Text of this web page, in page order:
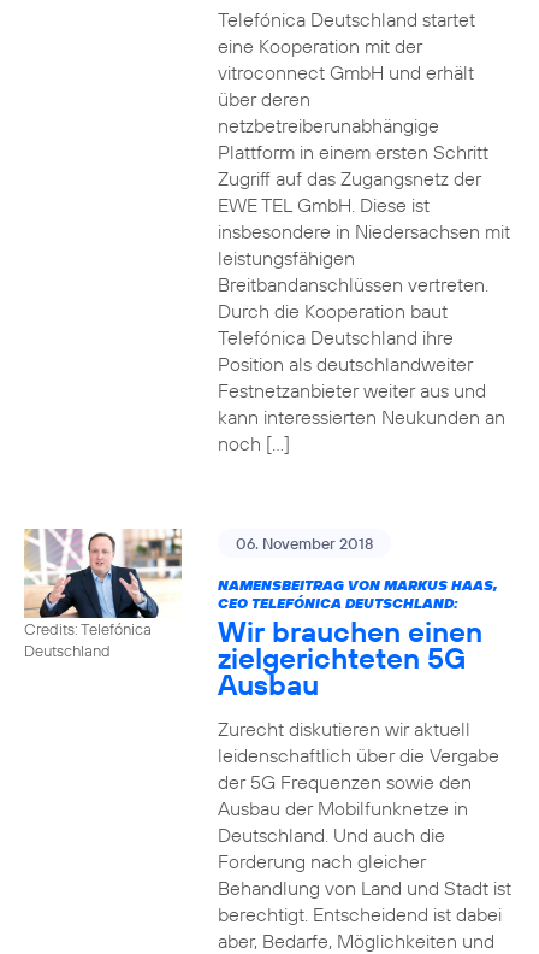
Telefónica Deutschland startet
eine Kooperation mit der
vitroconnect GmbH und erhält
über deren
netzbetreiberunabhängige
Plattform in einem ersten Schritt
Zugriff auf das Zugangsnetz der
EWE TEL GmbH. Diese ist
insbesondere in Niedersachsen mit
leistungsfähigen
Breitbandanschlüssen vertreten.
Durch die Kooperation baut
Telefónica Deutschland ihre
Position als deutschlandweiter
Festnetzanbieter weiter aus und
kann interessierten Neukunden an
noch […]
Credits: Telefónica
Deutschland
06. November 2018
NAMENSBEITRAG VON MARKUS HAAS,
CEO TELEFÓNICA DEUTSCHLAND:
Wir brauchen einen
zielgerichteten 5G
Ausbau
Zurecht diskutieren wir aktuell
leidenschaftlich über die Vergabe
der 5G Frequenzen sowie den
Ausbau der Mobilfunknetze in
Deutschland. Und auch die
Forderung nach gleicher
Behandlung von Land und Stadt ist
berechtigt. Entscheidend ist dabei
aber, Bedarfe, Möglichkeiten und